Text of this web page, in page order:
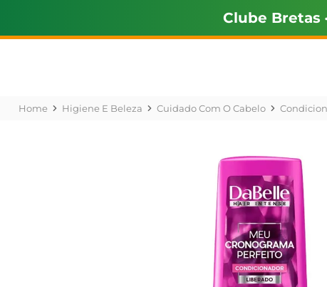
Clube Bretas
Higiene E Beleza Cuidado Com O Cabelo